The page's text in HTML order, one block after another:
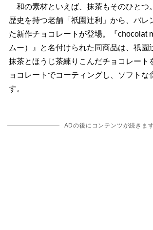
和の素材といえば、抹茶もそのひとつ
歴史を持つ老舗「祇園辻利」から、バレ
た新作チョコレートが登場。『chocolat
ムー）』と名付けられた同商品は、祇園
抹茶とほうじ茶練りこんだチョコレート
ョコレートでコーティングし、ソフトな
す。
ADの後にコンテンツが続きます